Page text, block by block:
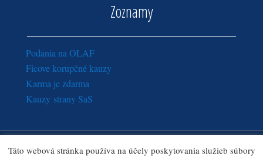
Zoznamy
Podania na OLAF
Ficove korupčné kauzy
Karma je zdarma
Kauzy strany SaS
Copyright © 2016 - 2018 Sulik.sk · Všetky práva vyhradené.
Táto webová stránka používa na účely poskytovania služieb súbory